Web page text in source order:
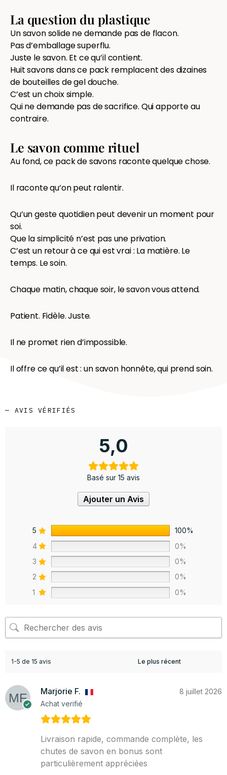
La question du plastique
Un savon solide ne demande pas de flacon.
Pas d’emballage superflu.
Juste le savon. Et ce qu’il contient.
Huit savons dans ce pack remplacent des dizaines
de bouteilles de gel douche.
C’est un choix simple.
Qui ne demande pas de sacrifice. Qui apporte au
contraire.
Le savon comme rituel
Au fond, ce pack de savons raconte quelque chose.
Il raconte qu’on peut ralentir.
Qu’un geste quotidien peut devenir un moment pour
soi.
Que la simplicité n’est pas une privation.
C’est un retour à ce qui est vrai : La matière. Le
temps. Le soin.
Chaque matin, chaque soir, le savon vous attend.
Patient. Fidèle. Juste.
Il ne promet rien d’impossible.
Il offre ce qu’il est : un savon honnête, qui prend soin.
— AVIS VÉRIFIÉS
5,0
Basé sur 15 avis
Ajouter un Avis
5
100%
4
0%
3
0%
2
0%
1
0%
1-5 de 15 avis
Marjorie F.
Achat verifié
8 juillet 2026
Livraison rapide, commande complète, les
chutes de savon en bonus sont
particulièrement appréciées